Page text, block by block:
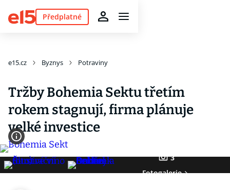
Předplatné
e15.cz Byznys Potraviny
Tržby Bohemia Sektu třetím
rokem stagnují, firma plánuje
velké investice
3
Fotogalerie